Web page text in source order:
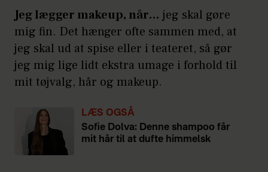
Jeg lægger makeup, når… jeg skal gøre
mig fin. Det hænger ofte sammen med, at
jeg skal ud at spise eller i teateret, så gør
jeg mig lige lidt ekstra umage i forhold til
mit tøjvalg, hår og makeup.
LÆS OGSÅ
Sofie Dolva: Denne shampoo får
mit hår til at dufte himmelsk